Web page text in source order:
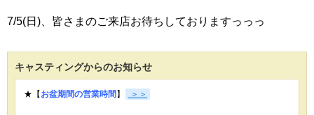
7/5(日)、皆さまのご来店お待ちしておりますっっっ
キャスティングからのお知らせ
★【 お盆期間の営業時間 】 ＞＞